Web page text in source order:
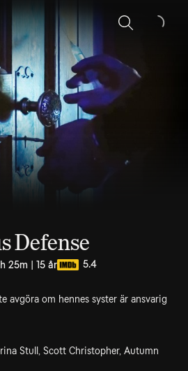
Sök
Defense
25m | 15 år 5.4
avgöra om hennes syster är ansvarig
Stull, Scott Christopher, Autumn